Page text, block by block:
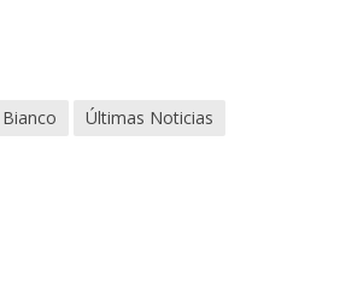
Bianco Últimas Noticias